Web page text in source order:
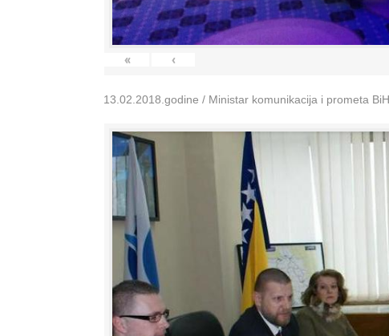
« ‹
13.02.2018.godine / Ministar komunikacija i prometa